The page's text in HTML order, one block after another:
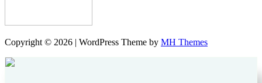
Copyright © 2026 | WordPress Theme by MH Themes